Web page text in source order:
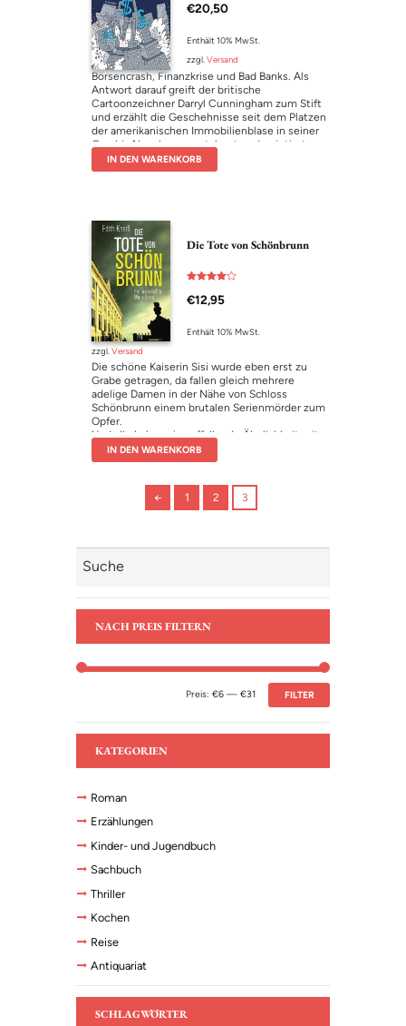
€20,50
Enthält 10% MwSt.
zzgl. Versand
Börsencrash, Finanzkrise und Bad Banks. Als
Antwort darauf greift der britische
Cartoonzeichner Darryl Cunningham zum Stift
und erzählt die Geschehnisse seit dem Platzen
der amerikanischen Immobilienblase in seiner
Graphic Novel so rasant, bunt und pointiert,
dass man die Absurditäten des globalen
Kapitalismus wirklich versteht. Dabei dringt er
und andere Anhänger des Finanzkapitalismus
die globale Ökonomie noch einmal an den Rand
des Abgrunds führen und zeigt, wie die Jünger
des Neoliberalismus die Finanzpolitik noch
heute bestimmen. Es ist höchste Zeit zu
handeln!
IN DEN WARENKORB
Die Tote von Schönbrunn
mit
4.00
€12,95
Enthält 10% MwSt.
zzgl. Versand
Die schöne Kaiserin Sisi wurde eben erst zu
Grabe getragen, da fallen gleich mehrere
adelige Damen in der Nähe von Schloss
Schönbrunn einem brutalen Serienmörder zum
Opfer.
Und alle haben sie auffallende Ähnlichkeit mit
der jungen Kaiserin. Eindeutig ein Fall für den
Privatdetektiv Gustav von Karoly. Aber ist er
gewachsen?
Mit Karolys zweitem Fall entführt Edith Kneifl
IN DEN WARENKORB
← 1 2 3
NACH PREIS FILTERN
FILTER
Preis: €6— €31
KATEGORIEN
Roman
Erzählungen
Kinder- und Jugendbuch
Sachbuch
Thriller
Kochen
Reise
Antiquariat
SCHLAGWÖRTER